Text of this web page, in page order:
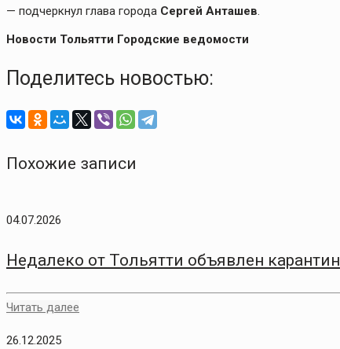
— подчеркнул глава города Сергей Анташев.
Новости Тольятти Городские ведомости
Поделитесь новостью:
Похожие записи
04.07.2026
Недалеко от Тольятти объявлен карантин
Читать далее
26.12.2025